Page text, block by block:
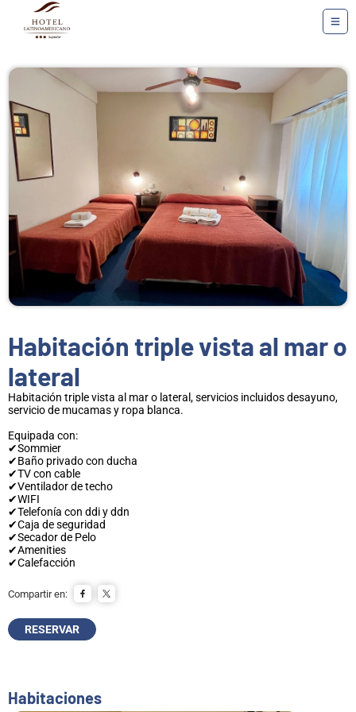
Habitación triple vista al mar o
lateral
Habitación triple vista al mar o lateral, servicios incluidos desayuno,
servicio de mucamas y ropa blanca.
Equipada con:
✔Sommier
✔Baño privado con ducha
✔TV con cable
✔Ventilador de techo
✔WIFI
✔Telefonía con ddi y ddn
✔Caja de seguridad
✔Secador de Pelo
✔Amenities
✔Calefacción
Compartir en:
RESERVAR
Habitaciones